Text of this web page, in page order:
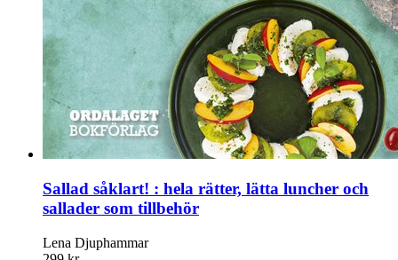
Sallad såklart! : hela rätter, lätta luncher och
sallader som tillbehör
Lena Djuphammar